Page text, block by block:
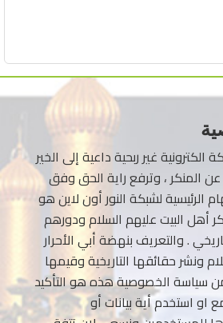
غير ربحية داعية إلى الخير
المنكر ، وترفع راية الحق وفق
الرئيسية لشبكة النور أون لاين هو
أهل البيت عليهم السلام ودورهم
. والتعريف بنهضة أبي الأحرار
ونشر حقائقها التاريخية وقيمها
سياسة الخصوصية هذه هو التأكيد
او استخدم أية بيانات أو